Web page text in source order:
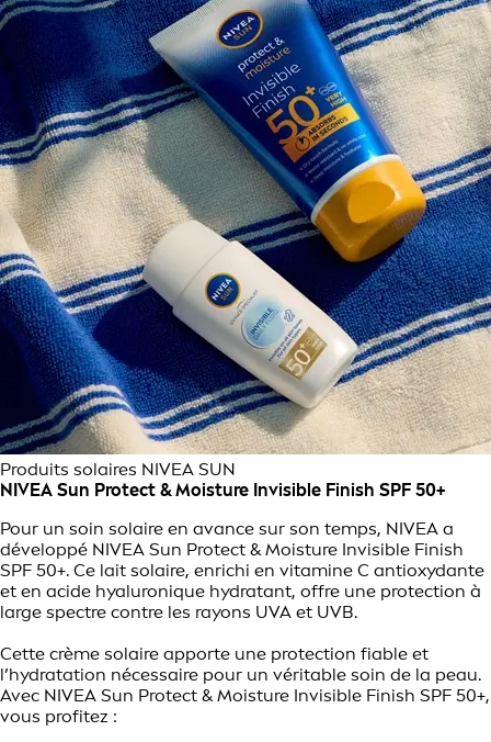
Produits solaires NIVEA SUN
NIVEA Sun Protect & Moisture Invisible Finish SPF 50+
Pour un soin solaire en avance sur son temps, NIVEA a
développé NIVEA Sun Protect & Moisture Invisible Finish
SPF 50+. Ce lait solaire, enrichi en vitamine C antioxydante
et en acide hyaluronique hydratant, offre une protection à
large spectre contre les rayons UVA et UVB.
Cette crème solaire apporte une protection fiable et
l’hydratation nécessaire pour un véritable soin de la peau.
Avec NIVEA Sun Protect & Moisture Invisible Finish SPF 50+,
vous profitez :